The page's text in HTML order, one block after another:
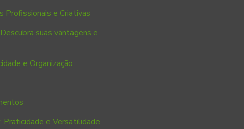
Profissionais e Criativas
suas vantagens e
e Organização
Praticidade e Versatilidade